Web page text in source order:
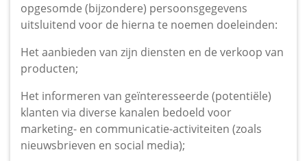
opgesomde (bijzondere) persoonsgegevens
uitsluitend voor de hierna te noemen doeleinden:
Het aanbieden van zijn diensten en de verkoop van
producten;
Het informeren van geïnteresseerde (potentiële)
klanten via diverse kanalen bedoeld voor
marketing- en communicatie-activiteiten (zoals
nieuwsbrieven en social media);